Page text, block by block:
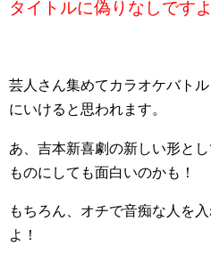
タイトルに偽りなしですよ
芸人さん集めてカラオケバト
にいけると思われます。
あ、吉本新喜劇の新しい形とし
ものにしても面白いのかも！
もちろん、オチで音痴な人を
よ！